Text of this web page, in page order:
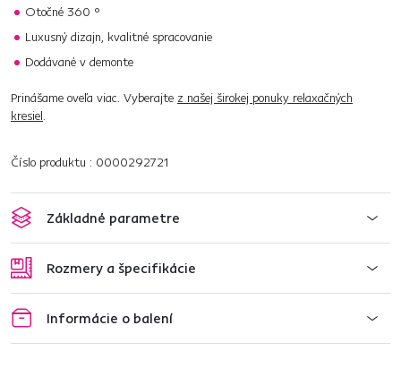
Otočné 360 °
Luxusný dizajn, kvalitné spracovanie
Dodávané v demonte
Prinášame oveľa viac. Vyberajte z našej širokej ponuky relaxačných
kresiel.
Číslo produktu : 0000292721
Základné parametre
Rozmery a špecifikácie
Informácie o balení